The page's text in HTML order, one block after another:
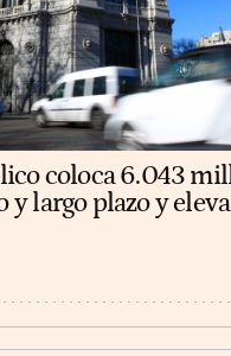
coloca 6.043
y largo plazo y